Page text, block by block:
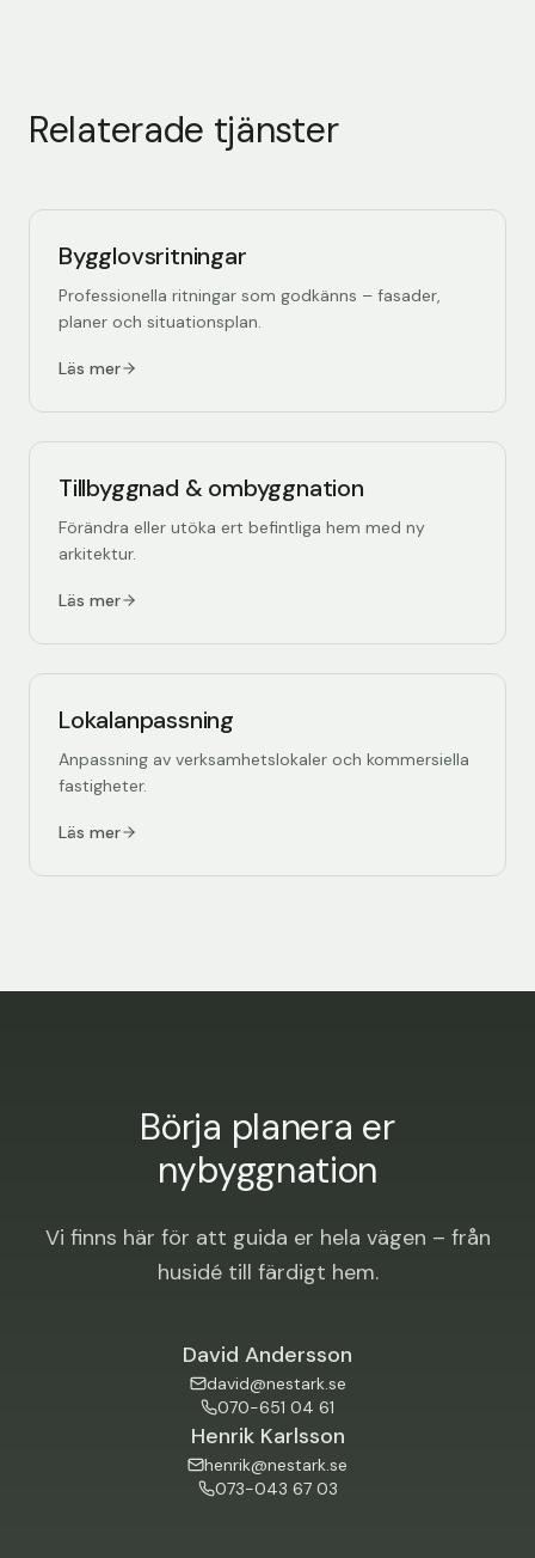
Relaterade tjänster
Bygglovsritningar
Professionella ritningar som godkänns – fasader,
planer och situationsplan.
Läs mer
Tillbyggnad & ombyggnation
Förändra eller utöka ert befintliga hem med ny
arkitektur.
Läs mer
Lokalanpassning
Anpassning av verksamhetslokaler och kommersiella
fastigheter.
Läs mer
Börja planera er
nybyggnation
Vi finns här för att guida er hela vägen – från
husidé till färdigt hem.
David Andersson
david@nestark.se
070-651 04 61
Henrik Karlsson
henrik@nestark.se
073-043 67 03